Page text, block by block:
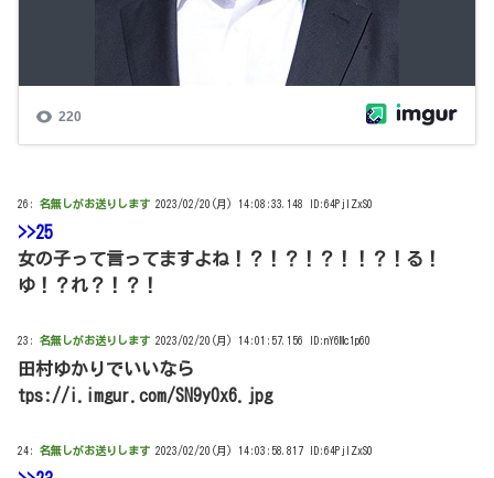
26: 名無しがお送りします 2023/02/20(月) 14:08:33.148 ID:64PjIZxS0
>>25
女の子って言ってますよね！？！？！？！！？！る！
ゆ！？れ？！？！
23: 名無しがお送りします 2023/02/20(月) 14:01:57.156 ID:nY6Mc1p60
田村ゆかりでいいなら
tps://i.imgur.com/SN9y0x6.jpg
24: 名無しがお送りします 2023/02/20(月) 14:03:58.817 ID:64PjIZxS0